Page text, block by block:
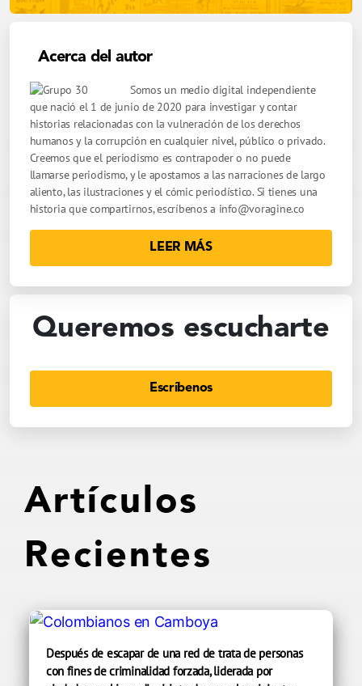
Acerca del autor
Somos un medio digital independiente
que nació el 1 de junio de 2020 para investigar y contar
historias relacionadas con la vulneración de los derechos
humanos y la corrupción en cualquier nivel, público o privado.
Creemos que el periodismo es contrapoder o no puede
llamarse periodismo, y le apostamos a las narraciones de largo
aliento, las ilustraciones y el cómic periodístico. Si tienes una
historia que compartirnos, escríbenos a info@voragine.co
LEER MÁS
Queremos escucharte
Escríbenos
Artículos
Recientes
Después de escapar de una red de trata de personas
con fines de criminalidad forzada, liderada por